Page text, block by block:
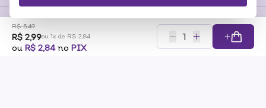
R$ 5,49
R$ 2,99ou 1x de R$ 2,84
ou R$ 2,84no PIX
Certificados